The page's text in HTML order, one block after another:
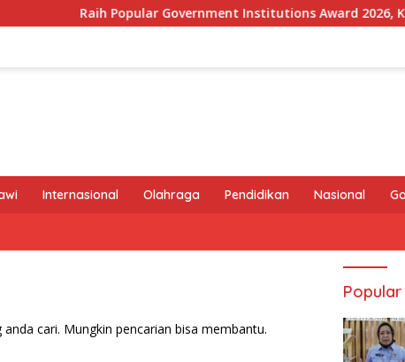
Raih Popular Government Institutions Award 2026,
Internasional Olahraga Pendidikan Nasional
cari. Mungkin pencarian bisa membantu.